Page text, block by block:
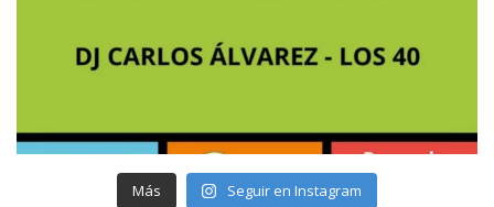
Más Seguir en Instagram